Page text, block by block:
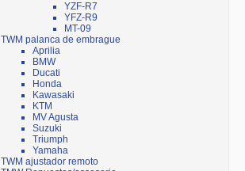
YZF-R7
YFZ-R9
MT-09
TWM palanca de embrague
Aprilia
BMW
Ducati
Honda
Kawasaki
KTM
MV Agusta
Suzuki
Triumph
Yamaha
TWM ajustador remoto